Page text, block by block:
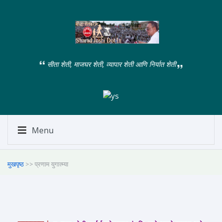
सीता शेती, माजघर शेती, व्यापार शेती आणि निर्यात शेती
Menu
मुखपृष्ठ >> प्रणाम युगात्म्या